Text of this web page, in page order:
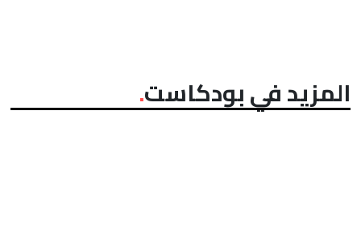
المزيد في بودكاست